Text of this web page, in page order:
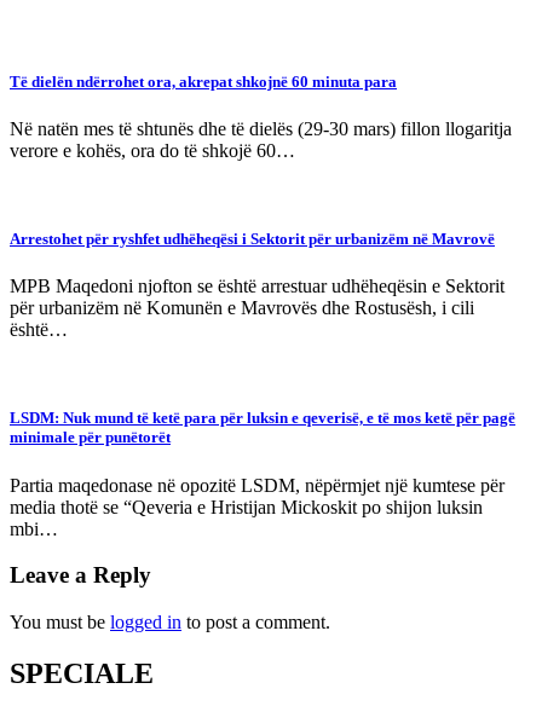
Të dielën ndërrohet ora, akrepat shkojnë 60 minuta para
Në natën mes të shtunës dhe të dielës (29-30 mars) fillon llogaritja
verore e kohës, ora do të shkojë 60…
Arrestohet për ryshfet udhëheqësi i Sektorit për urbanizëm në Mavrovë
MPB Maqedoni njofton se është arrestuar udhëheqësin e Sektorit
për urbanizëm në Komunën e Mavrovës dhe Rostusësh, i cili
është…
LSDM: Nuk mund të ketë para për luksin e qeverisë, e të mos ketë për pagë
minimale për punëtorët
Partia maqedonase në opozitë LSDM, nëpërmjet një kumtese për
media thotë se “Qeveria e Hristijan Mickoskit po shijon luksin
mbi…
Leave a Reply
You must be logged in to post a comment.
SPECIALE